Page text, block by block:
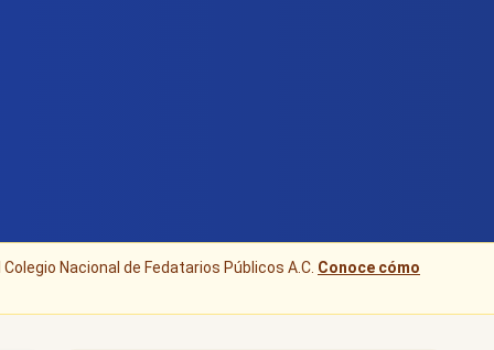
Nacional de Fedatarios Públicos A.C. Conoce cómo